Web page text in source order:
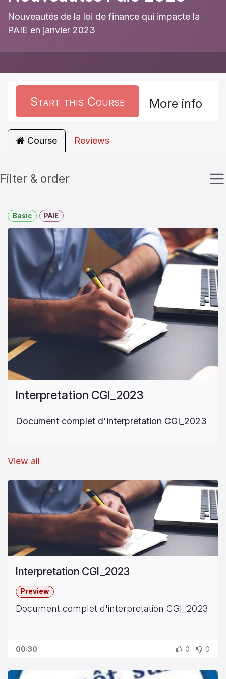
Nouveautés de la loi de finance qui impacte la
PAIE en janvier 2023
Start this Course More info
Course Reviews
Filter & order
Basic PAIE
Interpretation CGI_2023
Document complet d'interpretation CGI_2023
View all
Interpretation CGI_2023
Preview
Document complet d'interpretation CGI_2023
00:30 0 0